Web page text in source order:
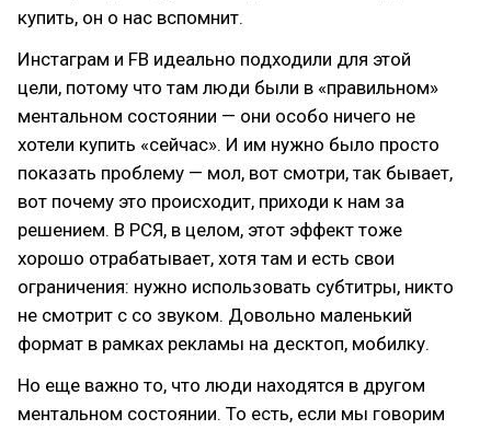
купить, он о нас вспомнит.
Инстаграм и FB идеально подходили для этой
цели, потому что там люди были в «правильном»
ментальном состоянии — они особо ничего не
хотели купить «сейчас». И им нужно было просто
показать проблему — мол, вот смотри, так бывает,
вот почему это происходит, приходи к нам за
решением. В РСЯ, в целом, этот эффект тоже
хорошо отрабатывает, хотя там и есть свои
ограничения: нужно использовать субтитры, никто
не смотрит с со звуком. Довольно маленький
формат в рамках рекламы на десктоп, мобилку.
Но еще важно то, что люди находятся в другом
ментальном состоянии. То есть, если мы говорим